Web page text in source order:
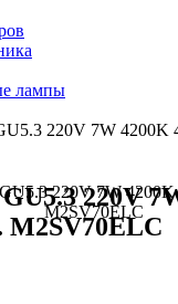
лампы
220V 7W 4200K
220V
M2SV70ELC